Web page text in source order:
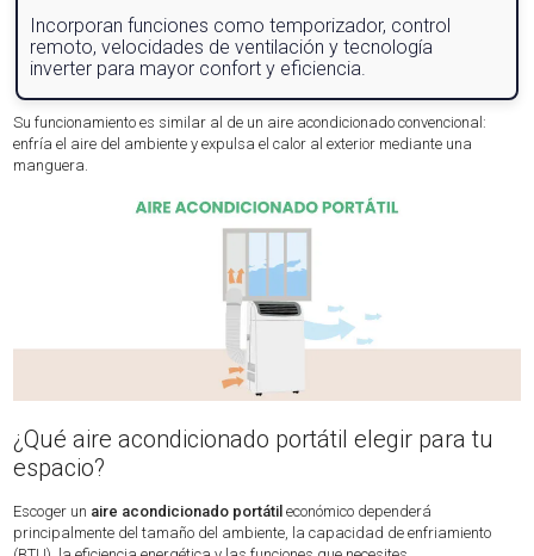
Incorporan funciones como temporizador, control
remoto, velocidades de ventilación y tecnología
inverter para mayor confort y eficiencia.
Su funcionamiento es similar al de un aire acondicionado convencional:
enfría el aire del ambiente y expulsa el calor al exterior mediante una
manguera.
¿Qué aire acondicionado portátil elegir para tu
espacio?
Escoger un aire acondicionado portátil económico dependerá
principalmente del tamaño del ambiente, la capacidad de enfriamiento